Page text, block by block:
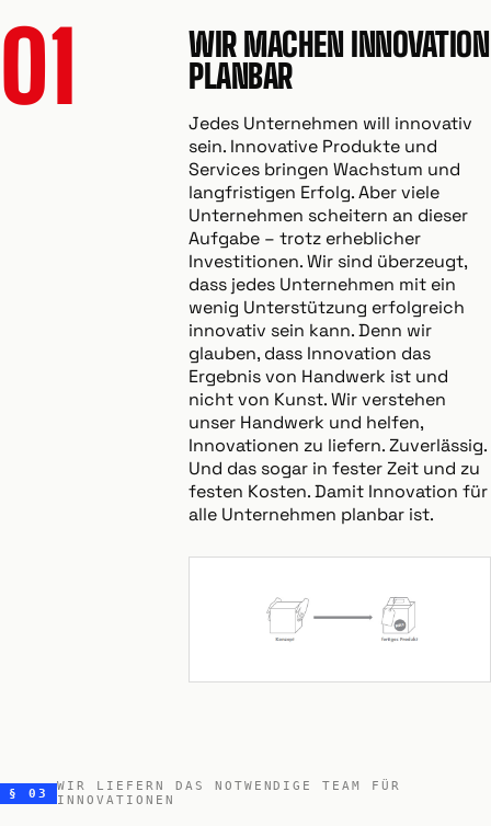
01
WIR MACHEN INNOVATION
PLANBAR
Jedes Unternehmen will innovativ
sein. Innovative Produkte und
Services bringen Wachstum und
langfristigen Erfolg. Aber viele
Unternehmen scheitern an dieser
Aufgabe – trotz erheblicher
Investitionen. Wir sind überzeugt,
dass jedes Unternehmen mit ein
wenig Unterstützung erfolgreich
innovativ sein kann. Denn wir
glauben, dass Innovation das
Ergebnis von Handwerk ist und
nicht von Kunst. Wir verstehen
unser Handwerk und helfen,
Innovationen zu liefern. Zuverlässig.
Und das sogar in fester Zeit und zu
festen Kosten. Damit Innovation für
alle Unternehmen planbar ist.
§ 03
WIR LIEFERN DAS NOTWENDIGE TEAM FÜR
INNOVATIONEN